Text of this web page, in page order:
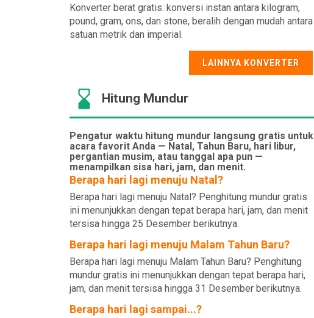
Konverter berat gratis: konversi instan antara kilogram,
pound, gram, ons, dan stone, beralih dengan mudah antara
satuan metrik dan imperial.
LAINNYA KONVERTER
Hitung Mundur
Pengatur waktu hitung mundur langsung gratis untuk
acara favorit Anda — Natal, Tahun Baru, hari libur,
pergantian musim, atau tanggal apa pun —
menampilkan sisa hari, jam, dan menit.
Berapa hari lagi menuju Natal?
Berapa hari lagi menuju Natal? Penghitung mundur gratis
ini menunjukkan dengan tepat berapa hari, jam, dan menit
tersisa hingga 25 Desember berikutnya.
Berapa hari lagi menuju Malam Tahun Baru?
Berapa hari lagi menuju Malam Tahun Baru? Penghitung
mundur gratis ini menunjukkan dengan tepat berapa hari,
jam, dan menit tersisa hingga 31 Desember berikutnya.
Berapa hari lagi sampai...?